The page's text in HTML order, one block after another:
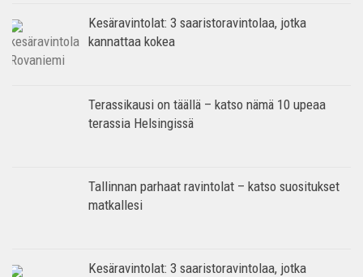
Kesäravintolat: 3 saaristoravintolaa, jotka
kannattaa kokea
Terassikausi on täällä – katso nämä 10 upeaa
terassia Helsingissä
Tallinnan parhaat ravintolat – katso suositukset
matkallesi
Kesäravintolat: 3 saaristoravintolaa, jotka